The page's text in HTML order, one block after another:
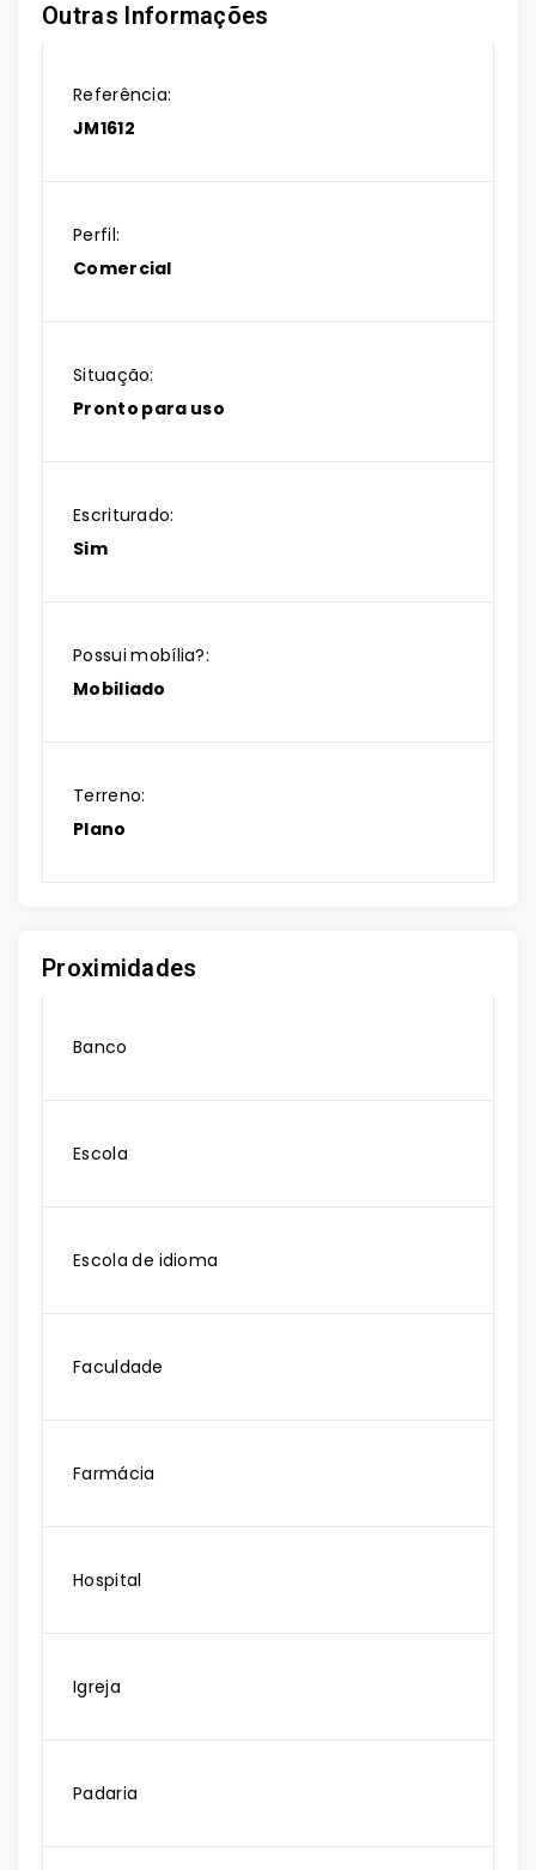
Outras Informações
Referência:
JM1612
Perfil:
Comercial
Situação:
Pronto para uso
Escriturado:
Sim
Possui mobília?:
Mobiliado
Terreno:
Plano
Proximidades
Banco
Escola
Escola de idioma
Faculdade
Farmácia
Hospital
Igreja
Padaria